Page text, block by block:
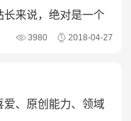
长来说，绝对是一个
3980 2018-04-27
爱、原创能力、领域